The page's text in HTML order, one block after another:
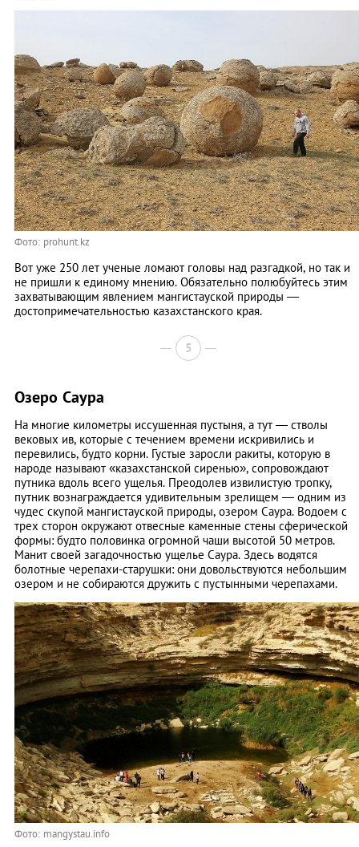
Фото: prohunt.kz
Вот уже 250 лет ученые ломают головы над разгадкой, но так и
не пришли к единому мнению. Обязательно полюбуйтесь этим
захватывающим явлением мангистауской природы —
достопримечательностью казахстанского края.
5
Озеро Саура
На многие километры иссушенная пустыня, а тут — стволы
вековых ив, которые с течением времени искривились и
перевились, будто корни. Густые заросли ракиты, которую в
народе называют «казахстанской сиренью», сопровождают
путника вдоль всего ущелья. Преодолев извилистую тропку,
путник вознаграждается удивительным зрелищем — одним из
чудес скупой мангистауской природы, озером Саура. Водоем с
трех сторон окружают отвесные каменные стены сферической
формы: будто половинка огромной чаши высотой 50 метров.
Манит своей загадочностью ущелье Саура. Здесь водятся
болотные черепахи-старушки: они довольствуются небольшим
озером и не собираются дружить с пустынными черепахами.
Фото: mangystau.info